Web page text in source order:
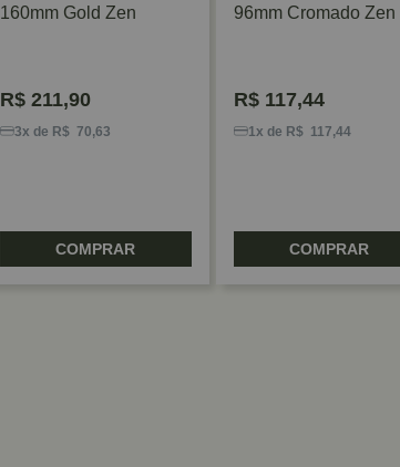
160mm Gold Zen
R$211,90
3x de R$ 70,63
COMPRAR
96mm Cromado Zen
R$117,44
1x de R$ 117,44
COMPRAR